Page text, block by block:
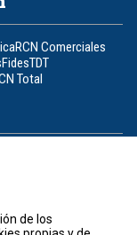
RCN Comerciales
FidesTDT
Total
de los